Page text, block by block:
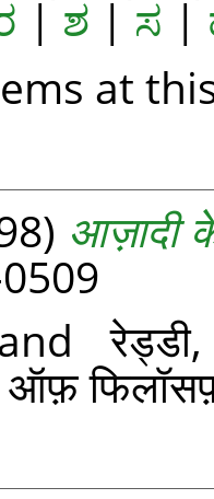
|ಶ |ಸ |
at
आज़ादी
ऑफ़